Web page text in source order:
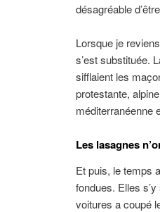
désagréable
Lorsque je
s’est substituée.
sifflaient les
protestante,
méditerranéenne
Les lasagnes
Et puis, le temps
fondues. Elles
voitures a coupé